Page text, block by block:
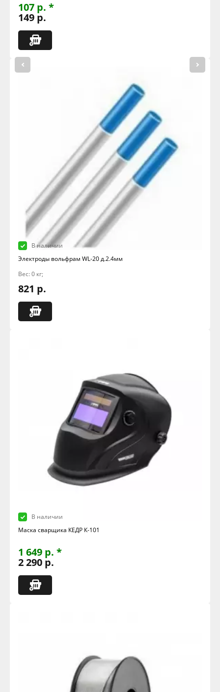
107 р. *
149 р.
В наличии
Электроды вольфрам WL-20 д.2.4мм
Вес: 0 кг;
821 р.
В наличии
Маска сварщика КЕДР К-101
1 649 р. *
2 290 р.